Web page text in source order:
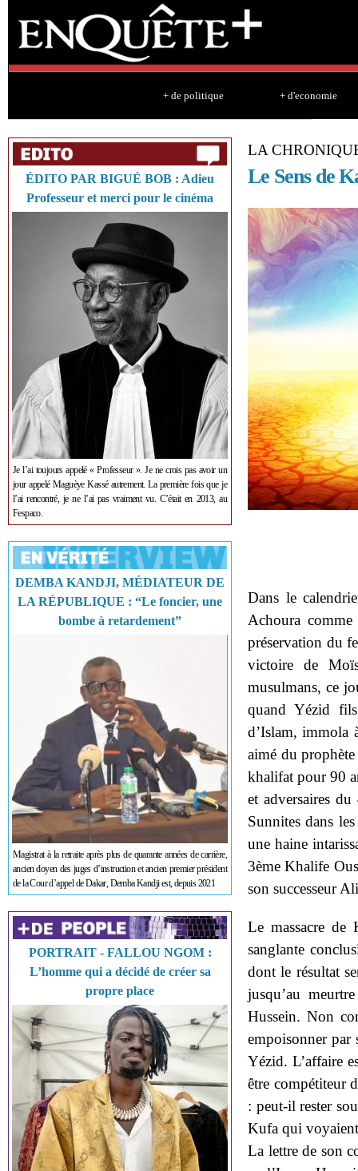
+ de politique + d'economie
ÉDITO PAR BIGUÉ BOB : Adieu
Professeur et merci pour le cinéma
Je l’ai toujours appelé « Professeur ». Je ne crois pas avoir un
jour appelé Maguèye Kassé autrement. La première fois que je
l’ai rencontré, je ne l’ai pas vraiment vu. C’était en 2013, au
Fespaco.
DEMBA KANDJI, MÉDIATEUR DE
LA RÉPUBLIQUE : “Le foncier, une
bombe à retardement”
Magistrat à la retraite après plus de quarante années de carrière,
ancien doyen des juges d’instruction et ancien premier président
de la Cour d’appel de Dakar, Demba Kandji est, depuis 2021
PORTRAIT - FALLOU NGOM :
L’homme qui a décidé de créer sa
propre place
LA
Le Sens de
Dans le
Achoura
préservation du
victoire de
musulmans, ce
quand Yézid
d’Islam,
aimé du
khalifat pour 90
et adversaires du
Sunnites dans
une haine
3èmeKhalife
son successeur
Le massacre de
sanglante
dont le résultat
jusqu’au
Hussein. Non
empoisonner par
Yézid. L’affaire
être compétiteur
: peut-il rester
Kufa qui
La lettre de son